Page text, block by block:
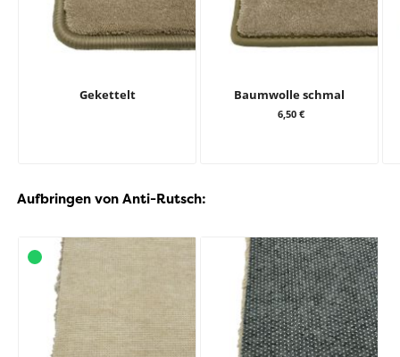
Gekettelt Baumwolle schmal
6,50 €
Aufbringen von Anti-Rutsch: